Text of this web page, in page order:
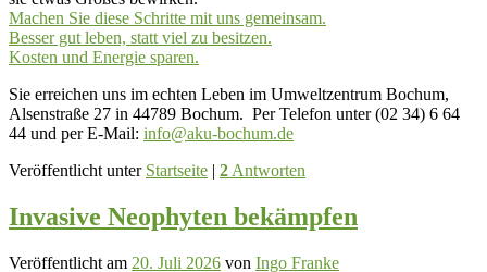
Machen Sie diese Schritte mit uns gemeinsam.
Besser gut leben, statt viel zu besitzen.
Kosten und Energie sparen.
Sie erreichen uns im echten Leben im Umweltzentrum Bochum,
Alsenstraße 27 in 44789 Bochum. Per Telefon unter (02 34) 6 64
44 und per E-Mail: info@aku-bochum.de
Veröffentlicht unter Startseite | 2 Antworten
Invasive Neophyten bekämpfen
Veröffentlicht am 20. Juli 2026 von Ingo Franke